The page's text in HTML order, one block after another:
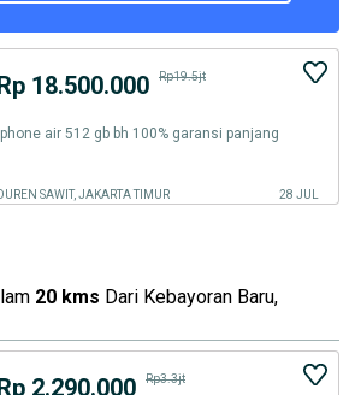
18.500.000 Rp19.5jt
air 512 gb bh 100% garansi panjang
DUREN SAWIT, JAKARTA TIMUR 28 JUL
20 kms Dari Kebayoran Baru,
2.290.000 Rp3.3jt